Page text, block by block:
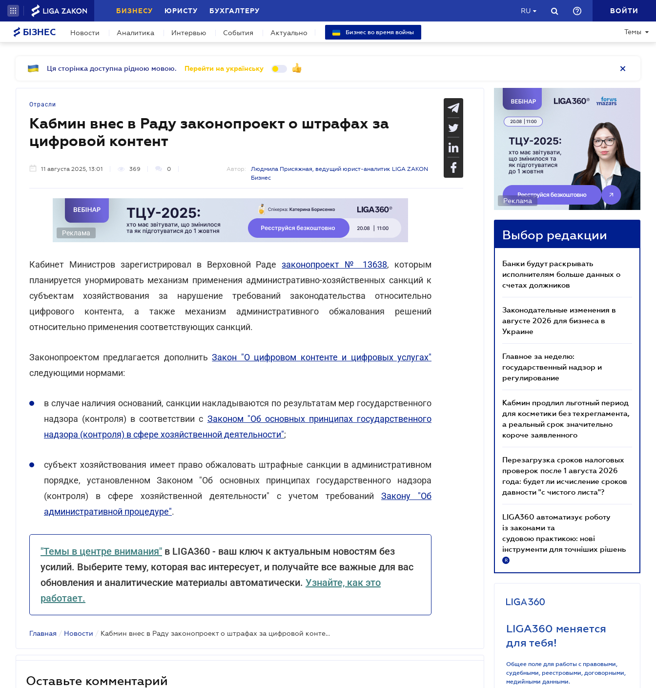
БИЗНЕСУ ЮРИСТУ БУХГАЛТЕРУ RU ВОЙТИ
БІЗНЕС Новости Аналитика Интервью События Актуально Бизнес во время войны Темы
Ця сторінка доступна рідною мовою. Перейти на українську
Отрасли
Кабмин внес в Раду законопроект о штрафах за
цифровой контент
11 августа 2025, 13:01 369 0 Автор:
Людмила Присяжная, ведущий юрист-аналитик LIGA ZAKON
Бизнес
Реклама
Кабинет Министров зарегистрировал в Верховной Радезаконопроект № 13638, которым
планируется унормировать механизм применения административно-хозяйственных санкций к
субъектам хозяйствования за нарушение требований законодательства относительно
цифрового контента, а также механизм административного обжалования решений
относительно применения соответствующих санкций.
Законопроектом предлагается дополнитьЗакон "О цифровом контенте и цифровых услугах"
следующими нормами:
в случае наличия оснований, санкции накладываются по результатам мер государственного
надзора (контроля) в соответствии с Законом "Об основных принципах государственного
надзора (контроля) в сфере хозяйственной деятельности";
субъект хозяйствования имеет право обжаловать штрафные санкции в административном
порядке, установленном Законом "Об основных принципах государственного надзора
(контроля) в сфере хозяйственной деятельности" с учетом требований Закону "Об
административной процедуре".
"Темы в центре внимания" в LIGA360 - ваш ключ к актуальным новостям без
усилий. Выберите тему, которая вас интересует, и получайте все важные для вас
обновления и аналитические материалы автоматически. Узнайте, как это
работает.
Главная / Новости / Кабмин внес в Раду законопроект о штрафах за цифровой контент
Оставьте комментарий
Реклама
Выбор редакции
Банки будут раскрывать
исполнителям больше данных о
счетах должников
Законодательные изменения в
августе 2026 для бизнеса в
Украине
Главное за неделю:
государственный надзор и
регулирование
Кабмин продлил льготный период
для косметики без техрегламента,
а реальный срок значительно
короче заявленного
Перезагрузка сроков налоговых
проверок после 1 августа 2026
года: будет ли исчисление сроков
давности "с чистого листа"?
LIGA360 автоматизує роботу
із законами та
судовою практикою: нові
інструменти для точніших рішень
R
LIGA360 меняется
для тебя!
Общее поле для работы с правовыми,
судебными, реестровыми, договорными,
медийными данными.